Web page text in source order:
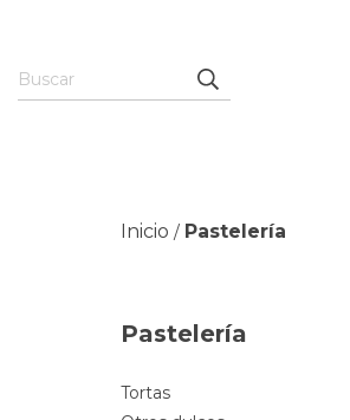
Inicio / Pastelería
Pastelería
Tortas